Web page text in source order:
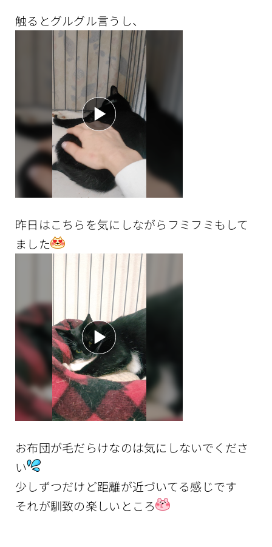
触るとグルグル言うし、
昨日はこちらを気にしながらフミフミもして
ました
お布団が毛だらけなのは気にしないでくださ
い
少しずつだけど距離が近づいてる感じです
それが馴致の楽しいところ